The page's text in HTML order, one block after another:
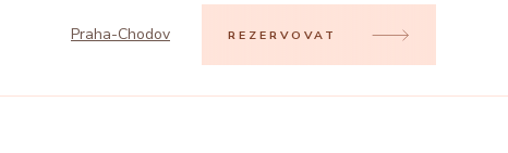
Praha-Chodov REZERVOVAT